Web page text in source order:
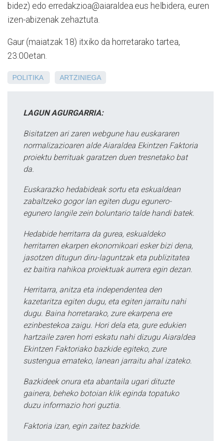
bidez) edo erredakzioa@aiaraldea.eus helbidera, euren
izen-abizenak zehaztuta.
Gaur (maiatzak 18) itxiko da horretarako tartea,
23:00etan.
POLITIKA ARTZINIEGA
LAGUN AGURGARRIA:
Bisitatzen ari zaren webgune hau euskararen
normalizazioaren alde Aiaraldea Ekintzen Faktoria
proiektu berrituak garatzen duen tresnetako bat
da.
Euskarazko hedabideak sortu eta eskualdean
zabaltzeko gogor lan egiten dugu egunero-
egunero langile zein boluntario talde handi batek.
Hedabide herritarra da gurea, eskualdeko
herritarren ekarpen ekonomikoari esker bizi dena,
jasotzen ditugun diru-laguntzak eta publizitatea
ez baitira nahikoa proiektuak aurrera egin dezan.
Herritarra, anitza eta independentea den
kazetaritza egiten dugu, eta egiten jarraitu nahi
dugu. Baina horretarako, zure ekarpena ere
ezinbestekoa zaigu. Hori dela eta, gure edukien
hartzaile zaren horri eskatu nahi dizugu Aiaraldea
Ekintzen Faktoriako bazkide egiteko, zure
sustengua emateko, lanean jarraitu ahal izateko.
Bazkideek onura eta abantaila ugari dituzte
gainera, beheko botoian klik eginda topatuko
duzu informazio hori guztia.
Faktoria izan, egin zaitez bazkide.